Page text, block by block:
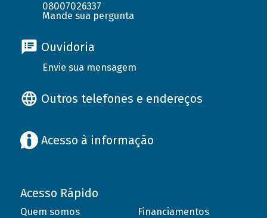
08007026337
Mande sua pergunta
Ouvidoria
Envie sua mensagem
Outros telefones e endereços
Acesso à informação
Acesso Rápido
Quem somos
Financiamentos